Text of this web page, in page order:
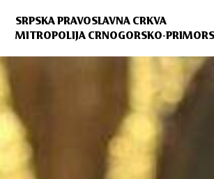
SRPSKA PRAVOSLAVNA CRKVA
MITROPOLIJA CRNOGORSKO-